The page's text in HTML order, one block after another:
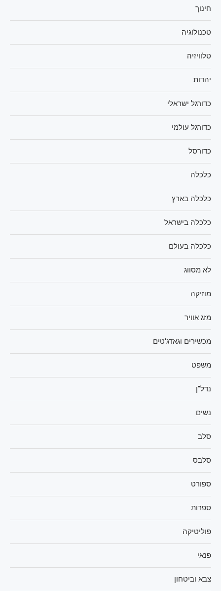
חינוך
טכנולוגיה
טלוויזיה
יהדות
כדורגל ישראלי
כדורגל עולמי
כדורסל
כלכלה
כלכלה בארץ
כלכלה בישראל
כלכלה בעולם
לא מסווג
מוזיקה
מזג אוויר
מכשירים וגאדג'טים
משפט
נדל"ן
נשים
סלב
סלבס
ספורט
ספרות
פוליטיקה
פנאי
צבא וביטחון